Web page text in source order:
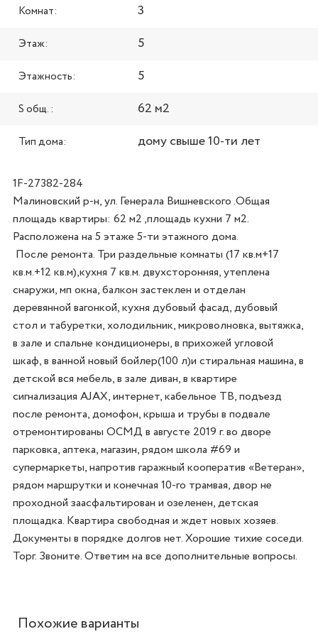
Комнат: 3
Этаж: 5
Этажность: 5
S общ. : 62 м2
Тип дома: дому свыше 10-ти лет
1F-27382-284
Малиновский р-н, ул. Генерала Вишневского .Общая
площадь квартиры: 62 м2 ,площадь кухни 7 м2.
Расположена на 5 этаже 5-ти этажного дома.
кв.м.+12 кв.м),кухня 7 кв.м. двухсторонняя, утеплена
снаружи, мп окна, балкон застеклен и отделан
деревянной вагонкой, кухня дубовый фасад, дубовый
стол и табуретки, холодильник, микроволновка, вытяжка,
в зале и спальне кондиционеры, в прихожей угловой
шкаф, в ванной новый бойлер(100 л)и стиральная машина, в
детской вся мебель, в зале диван, в квартире
сигнализация AJAX, интернет, кабельное ТВ, подъезд
после ремонта, домофон, крыша и трубы в подвале
отремонтированы ОСМД в августе 2019 г. во дворе
парковка, аптека, магазин, рядом школа #69 и
супермаркеты, напротив гаражный кооператив «Ветеран»,
рядом маршрутки и конечная 10-го трамвая, двор не
проходной заасфальтирован и озеленен, детская
площадка. Квартира свободная и ждет новых хозяев.
Документы в порядке долгов нет. Хорошие тихие соседи.
Торг. Звоните. Ответим на все дополнительные вопросы.
Похожие варианты